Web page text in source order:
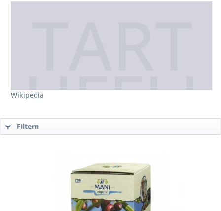
Wikipedia
Filtern